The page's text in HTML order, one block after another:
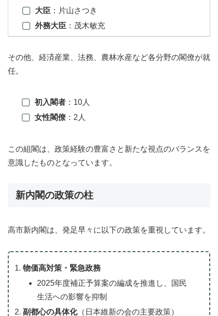
大臣：片山さつき
外務大臣：茂木敏充
その他、経済産業、法務、農林水産など各分野の閣僚が就
任。
初入閣者：10人
女性閣僚：2人
この組閣は、政策経験の豊富さと新たな視点のバランスを
意識したものとなっています。
新内閣の政策の柱
高市新内閣は、発足早々に以下の政策を重視しています。
物価高対策・緊急政務
2025年度補正予算案の編成を推進し、国民
生活への影響を抑制
副都心の具体化（日本維新の会の主要政策）